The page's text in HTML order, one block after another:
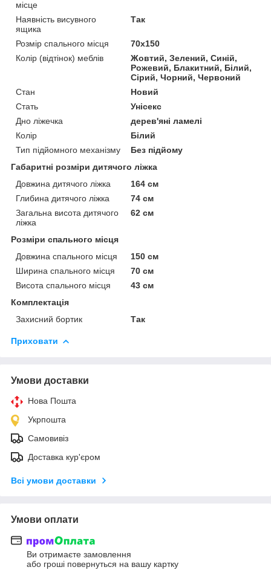
місце
Наявність висувного
ящика
Так
Розмір спального місця
70х150
Колір (відтінок) меблів
Жовтий, Зелений, Синій,
Рожевий, Блакитний, Білий,
Сірий, Чорний, Червоний
Стан
Новий
Стать
Унісекс
Дно ліжечка
дерев'яні ламелі
Колір
Білий
Тип підйомного механізму
Без підйому
Габаритні розміри дитячого ліжка
Довжина дитячого ліжка
164 см
Глибина дитячого ліжка
74 см
Загальна висота дитячого
ліжка
62 см
Розміри спального місця
Довжина спального місця
150 см
Ширина спального місця
70 см
Висота спального місця
43 см
Комплектація
Захисний бортик
Так
Приховати
Умови доставки
Нова Пошта
Укрпошта
Самовивіз
Доставка кур'єром
Всі умови доставки
Умови оплати
Ви отримаєте замовлення
або гроші повернуться на вашу картку